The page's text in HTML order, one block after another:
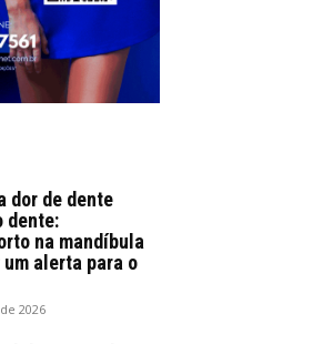
dor de dente
dente:
na mandíbula
um alerta para o
2026